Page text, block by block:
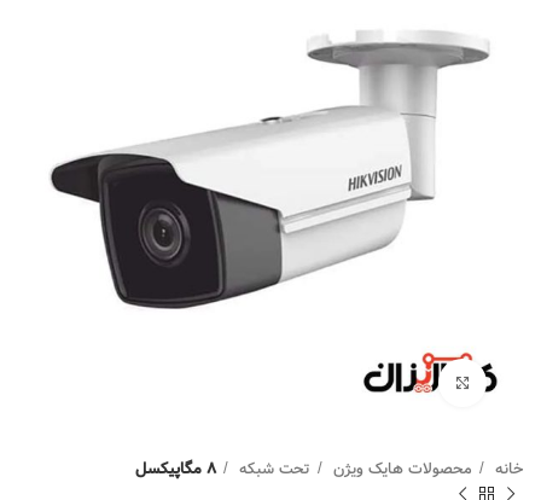
Click to enlarge
خانه محصولات هایک ویژن تحت شبکه 8 مگاپیکسل